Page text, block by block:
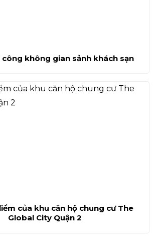
không gian sảnh khách sạn
của khu căn hộ chung cư The
Global City Quận 2